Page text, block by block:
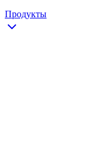
Продукты